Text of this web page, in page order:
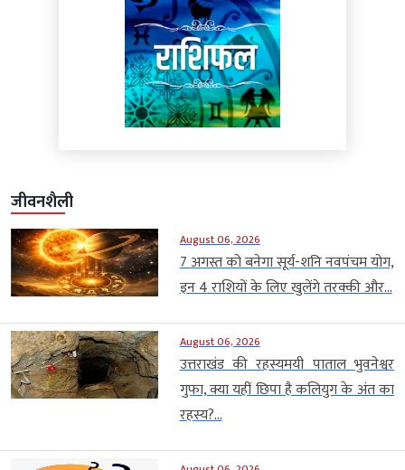
जीवनशैली
August 06, 2026
7 अगस्त को बनेगा सूर्य-शनि नवपंचम योग,
इन 4 राशियों के लिए खुलेंगे तरक्की और...
August 06, 2026
उत्तराखंड की रहस्यमयी पाताल भुवनेश्वर
गुफा, क्या यहीं छिपा है कलियुग के अंत का
रहस्य?...